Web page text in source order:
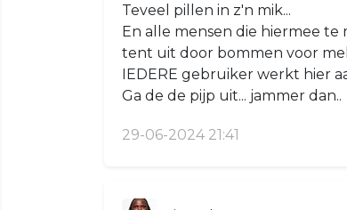
Teveel pillen in z'n mik...
En alle mensen die hiermee
tent uit door bommen voor
IEDERE gebruiker werkt hier
Ga de de pijp uit... jammer dan..
29-06-2024 21:41